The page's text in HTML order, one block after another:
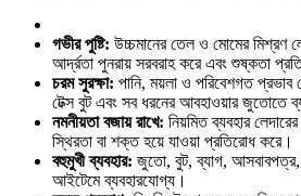
গভীর পুষ্টি: উচ্চমানের তেল ও মোমের মিশ্রণ
আর্দ্রতা পুনরায় সরবরাহ করে এবং শুষ্কতা
চরম সুরক্ষা: পানি, ময়লা ও পরিবেশগত
টেক্স বুট এবং সব ধরনের আবহাওয়ার জুতোতে
নমনীয়তা বজায় রাখে: নিয়মিত ব্যবহার
স্থিরতা বা শক্ত হয়ে যাওয়া প্রতিরোধ করে।
বহুমুখী ব্যবহার: জুতো, বুট, ব্যাগ, আসবাবপত্র,
আইটেমে ব্যবহারযোগ্য।